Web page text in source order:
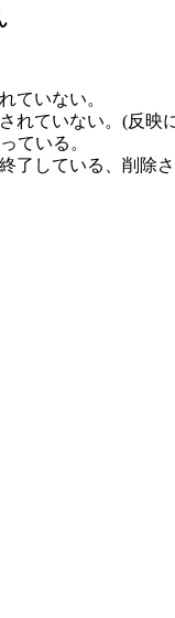
ていない。
れていない。(反
ている。
了している、削除